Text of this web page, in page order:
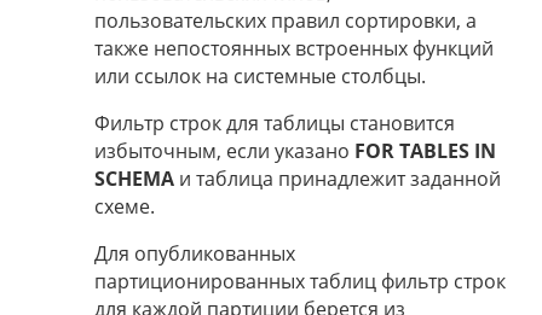
пользовательских правил сортировки, а
также непостоянных встроенных функций
или ссылок на системные столбцы.
Фильтр строк для таблицы становится
избыточным, если указано FOR TABLES IN
SCHEMA и таблица принадлежит заданной
схеме.
Для опубликованных
партиционированных таблиц фильтр строк
для каждой партиции берется из